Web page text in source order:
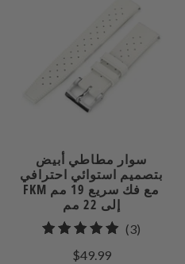
سوار مطاطي أبيض
بتصميم استوائي احترافي
FKM مع فك سريع 19 مم
إلى 22 مم
(3)
$49.99